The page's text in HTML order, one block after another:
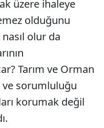
üzere ihaleye
olduğunu
olur da
Tarım ve Orman
ve sorumluluğu
korumak değil